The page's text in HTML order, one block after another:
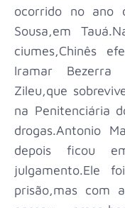
ocorrido no ano
Sousa,em
ciumes,Chinês
Iramar Bezerra
Zileu,que
na Penitenciária
drogas.Antonio
depois ficou
julgamento.Ele
prisão,mas com